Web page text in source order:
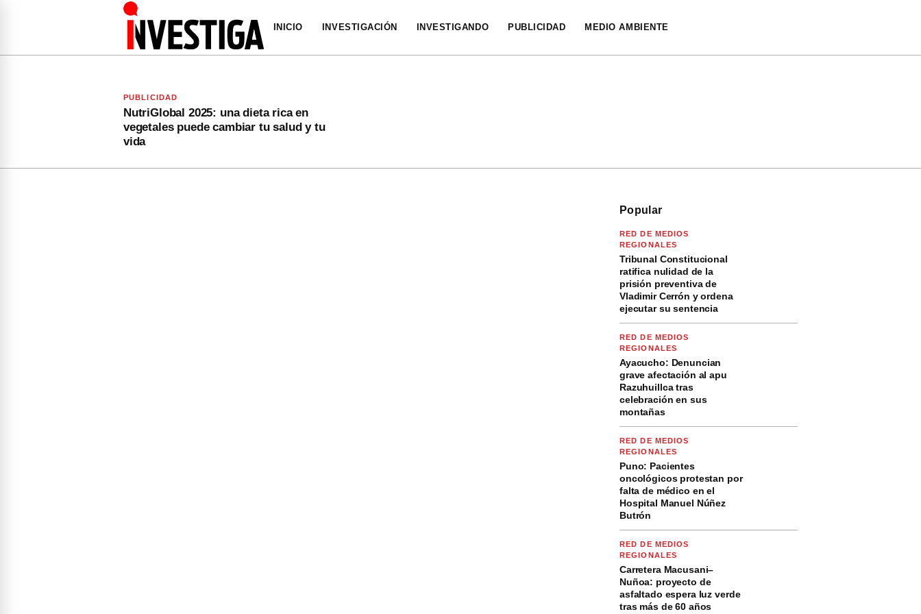
INICIO INVESTIGACIÓN INVESTIGANDO PUBLICIDAD MEDIO AMBIENTE
PUBLICIDAD
NutriGlobal 2025: una dieta rica en
vegetales puede cambiar tu salud y tu
vida
Popular
RED DE MEDIOS
REGIONALES
Tribunal Constitucional
ratifica nulidad de la
prisión preventiva de
Vladimir Cerrón y ordena
ejecutar su sentencia
RED DE MEDIOS
REGIONALES
Ayacucho: Denuncian
grave afectación al apu
Razuhuillca tras
celebración en sus
montañas
RED DE MEDIOS
REGIONALES
Puno: Pacientes
oncológicos protestan por
falta de médico en el
Hospital Manuel Núñez
Butrón
RED DE MEDIOS
REGIONALES
Carretera Macusani–
Nuñoa: proyecto de
asfaltado espera luz verde
tras más de 60 años